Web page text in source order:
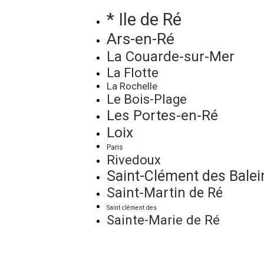
* Ile de Ré
Ars-en-Ré
La Couarde-sur-Mer
La Flotte
La Rochelle
Le Bois-Plage
Les Portes-en-Ré
Loix
Paris
Rivedoux
Saint-Clément des
Saint-Martin de Ré
Saint clément des
Sainte-Marie de Ré